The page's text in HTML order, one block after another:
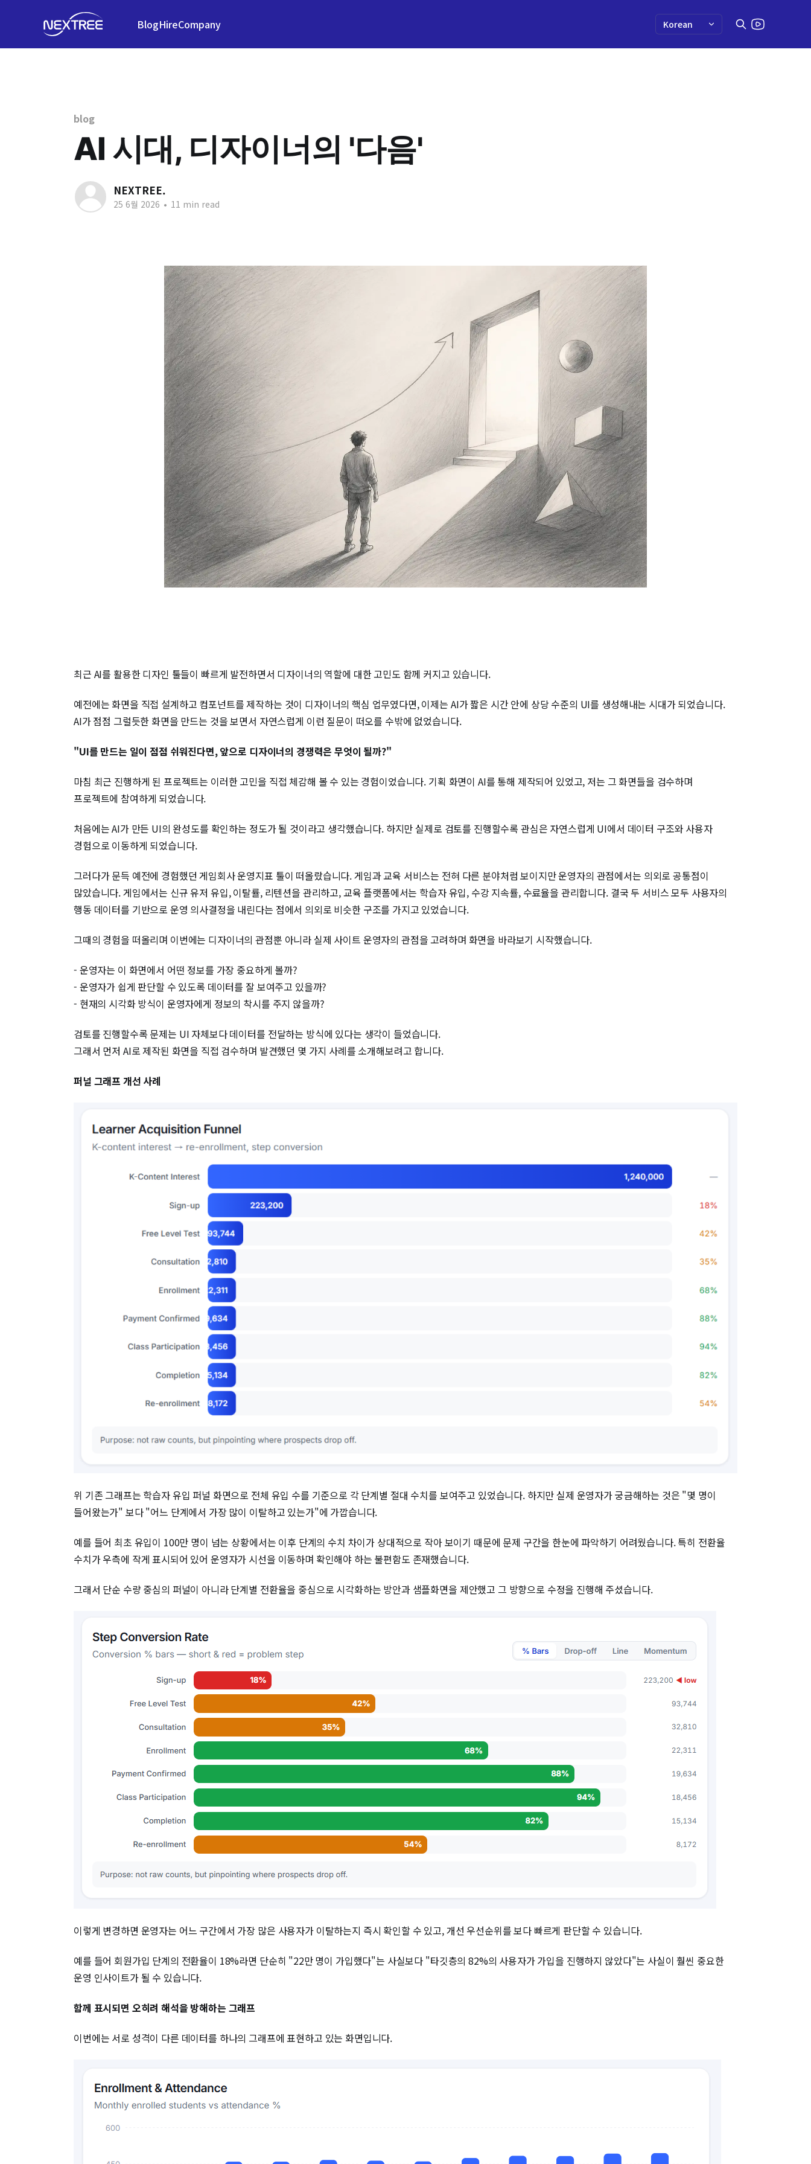
BlogHireCompany
blog
AI 시대, 디자이너의 '다음'
NEXTREE.
25 6월 2026 • 11 min read
최근 AI를 활용한 디자인 툴들이 빠르게 발전하면서 디자이너의 역할에 대한 고민도 함께 커지고 있습니다.
예전에는 화면을 직접 설계하고 컴포넌트를 제작하는 것이 디자이너의 핵심 업무였다면, 이제는 AI가 짧은 시간 안에 상당 수준의 UI를 생성해내는 시대가 되었습니다.
AI가 점점 그럴듯한 화면을 만드는 것을 보면서 자연스럽게 이런 질문이 떠오를 수밖에 없었습니다.
"UI를 만드는 일이 점점 쉬워진다면, 앞으로 디자이너의 경쟁력은 무엇이 될까?"
마침 최근 진행하게 된 프로젝트는 이러한 고민을 직접 체감해 볼 수 있는 경험이었습니다. 기획 화면이 AI를 통해 제작되어 있었고, 저는 그 화면들을 검수하며
프로젝트에 참여하게 되었습니다.
처음에는 AI가 만든 UI의 완성도를 확인하는 정도가 될 것이라고 생각했습니다. 하지만 실제로 검토를 진행할수록 관심은 자연스럽게 UI에서 데이터 구조와 사용자
경험으로 이동하게 되었습니다.
그러다가 문득 예전에 경험했던 게임회사 운영지표 툴이 떠올랐습니다. 게임과 교육 서비스는 전혀 다른 분야처럼 보이지만 운영자의 관점에서는 의외로 공통점이
많았습니다. 게임에서는 신규 유저 유입, 이탈률, 리텐션을 관리하고, 교육 플랫폼에서는 학습자 유입, 수강 지속률, 수료율을 관리합니다. 결국 두 서비스 모두 사용자의
행동 데이터를 기반으로 운영 의사결정을 내린다는 점에서 의외로 비슷한 구조를 가지고 있었습니다.
그때의 경험을 떠올리며 이번에는 디자이너의 관점뿐 아니라 실제 사이트 운영자의 관점을 고려하며 화면을 바라보기 시작했습니다.
- 운영자는 이 화면에서 어떤 정보를 가장 중요하게 볼까?
- 운영자가 쉽게 판단할 수 있도록 데이터를 잘 보여주고 있을까?
- 현재의 시각화 방식이 운영자에게 정보의 착시를 주지 않을까?
검토를 진행할수록 문제는 UI 자체보다 데이터를 전달하는 방식에 있다는 생각이 들었습니다.
그래서 먼저 AI로 제작된 화면을 직접 검수하며 발견했던 몇 가지 사례를 소개해보려고 합니다.
퍼널 그래프 개선 사례
위 기존 그래프는 학습자 유입 퍼널 화면으로 전체 유입 수를 기준으로 각 단계별 절대 수치를 보여주고 있었습니다. 하지만 실제 운영자가 궁금해하는 것은 "몇 명이
들어왔는가" 보다 "어느 단계에서 가장 많이 이탈하고 있는가"에 가깝습니다.
예를 들어 최초 유입이 100만 명이 넘는 상황에서는 이후 단계의 수치 차이가 상대적으로 작아 보이기 때문에 문제 구간을 한눈에 파악하기 어려웠습니다. 특히 전환율
수치가 우측에 작게 표시되어 있어 운영자가 시선을 이동하며 확인해야 하는 불편함도 존재했습니다.
그래서 단순 수량 중심의 퍼널이 아니라 단계별 전환율을 중심으로 시각화하는 방안과 샘플화면을 제안했고 그 방향으로 수정을 진행해 주셨습니다.
이렇게 변경하면 운영자는 어느 구간에서 가장 많은 사용자가 이탈하는지 즉시 확인할 수 있고, 개선 우선순위를 보다 빠르게 판단할 수 있습니다.
예를 들어 회원가입 단계의 전환율이 18%라면 단순히 "22만 명이 가입했다"는 사실보다 "타깃층의 82%의 사용자가 가입을 진행하지 않았다"는 사실이 훨씬 중요한
운영 인사이트가 될 수 있습니다.
함께 표시되면 오히려 해석을 방해하는 그래프
이번에는 서로 성격이 다른 데이터를 하나의 그래프에 표현하고 있는 화면입니다.